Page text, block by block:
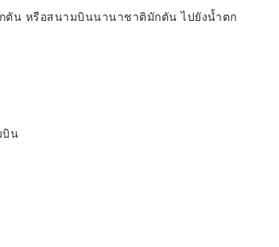
กตัน หรือสนามบินนานาชาติมักตัน ไปยังน้ำตก
บิน